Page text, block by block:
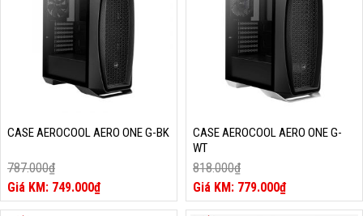
CASE AEROCOOL AERO ONE G-BK
787.000₫
Giá
gốc
749.000₫
Giá
CASE AEROCOOL AERO ONE G-
WT
818.000₫
Giá
gốc
779.000₫
Giá